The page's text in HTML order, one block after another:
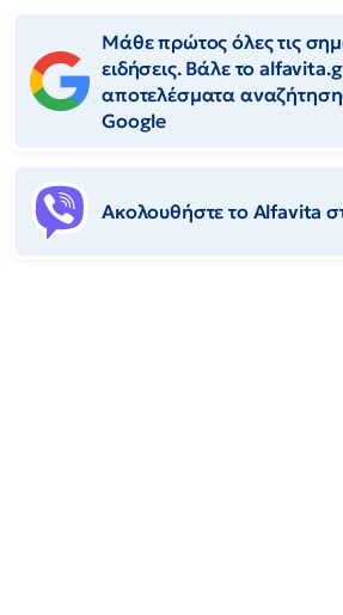
Μάθε πρώτος όλες τις
ειδήσεις. Βάλε το
αποτελέσματα
Google
Ακολουθήστε το Αlfavita